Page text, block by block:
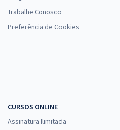
Trabalhe Conosco
Preferência de Cookies
CURSOS ONLINE
Assinatura Ilimitada